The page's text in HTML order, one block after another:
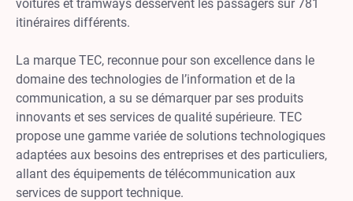
voitures et tramways desservent les passagers sur 781
itinéraires différents.
La marque TEC, reconnue pour son excellence dans le
domaine des technologies de l’information et de la
communication, a su se démarquer par ses produits
innovants et ses services de qualité supérieure. TEC
propose une gamme variée de solutions technologiques
adaptées aux besoins des entreprises et des particuliers,
allant des équipements de télécommunication aux
services de support technique.